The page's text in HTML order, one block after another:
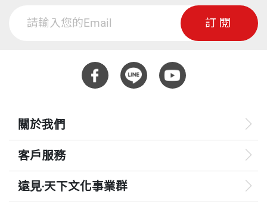
散步
愛因斯坦的散步及其他
橫看成嶺
—— 一九二二那一年
動，略感奇怪。百年是個整齊的數目，在一九七九
年，美國倒是有一個學術會議在普林斯頓召開，在那
講的。如果楊振寧教授講的將是規範場之類的話，那
「接著講」就是大師，「照著講」只是背書而已。
我手邊有一本弗蘭契（Anthony P. French）所編的百
年紀念文集Einstein: A Centenary Volume，但不是那
重量 731
訂閱
關於我們
客戶服務
遠見‧天下文化事業群